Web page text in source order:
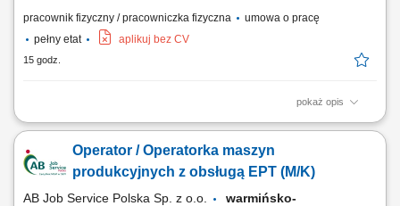
pracownik fizyczny / pracowniczka fizyczna
umowa o pracę
pełny etat
aplikuj bez CV
15 godz.
pokaż opis
Opis stanowiska Tworzenie i montowanie konstrukcji stalowych, zbrojeń
Operator / Operatorka maszyn
produkcyjnych z obsługą EPT (M/K)
AB Job Service Polska Sp. z o.o.
warmińsko-